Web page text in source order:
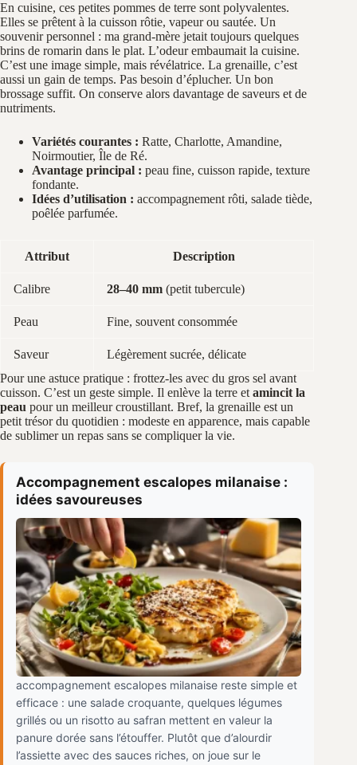
En cuisine, ces petites pommes de terre sont polyvalentes.
Elles se prêtent à la cuisson rôtie, vapeur ou sautée. Un
souvenir personnel : ma grand-mère jetait toujours quelques
brins de romarin dans le plat. L’odeur embaumait la cuisine.
C’est une image simple, mais révélatrice. La grenaille, c’est
aussi un gain de temps. Pas besoin d’éplucher. Un bon
brossage suffit. On conserve alors davantage de saveurs et de
nutriments.
Variétés courantes : Ratte, Charlotte, Amandine,
Noirmoutier, Île de Ré.
Avantage principal : peau fine, cuisson rapide, texture
fondante.
Idées d’utilisation : accompagnement rôti, salade tiède,
poêlée parfumée.
Attribut Description
Calibre 28–40 mm (petit tubercule)
Peau Fine, souvent consommée
Saveur
Légèrement sucrée, délicate
Pour une astuce pratique : frottez-les avec du gros sel avant
cuisson. C’est un geste simple. Il enlève la terre et amincit la
peau pour un meilleur croustillant. Bref, la grenaille est un
petit trésor du quotidien : modeste en apparence, mais capable
de sublimer un repas sans se compliquer la vie.
Accompagnement escalopes milanaise :
idées savoureuses
accompagnement escalopes milanaise reste simple et
efficace : une salade croquante, quelques légumes
grillés ou un risotto au safran mettent en valeur la
panure dorée sans l’étouffer. Plutôt que d’alourdir
l’assiette avec des sauces riches, on joue sur le